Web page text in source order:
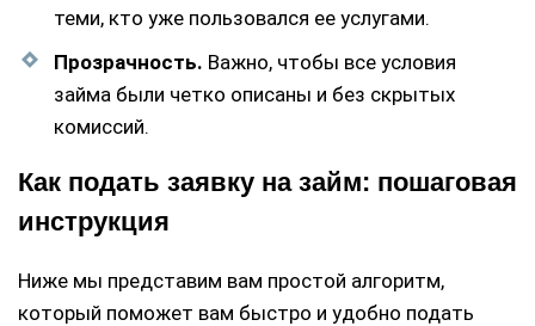
теми, кто уже пользовался ее услугами.
Прозрачность. Важно, чтобы все условия
займа были четко описаны и без скрытых
комиссий.
Как подать заявку на займ: пошаговая
инструкция
Ниже мы представим вам простой алгоритм,
который поможет вам быстро и удобно подать